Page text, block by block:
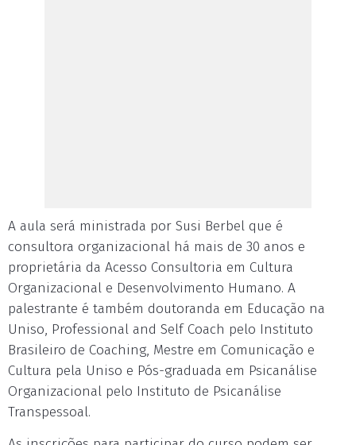
A aula será ministrada por Susi Berbel que é
consultora organizacional há mais de 30 anos e
proprietária da Acesso Consultoria em Cultura
Organizacional e Desenvolvimento Humano. A
palestrante é também doutoranda em Educação na
Uniso, Professional and Self Coach pelo Instituto
Brasileiro de Coaching, Mestre em Comunicação e
Cultura pela Uniso e Pós-graduada em Psicanálise
Organizacional pelo Instituto de Psicanálise
Transpessoal.